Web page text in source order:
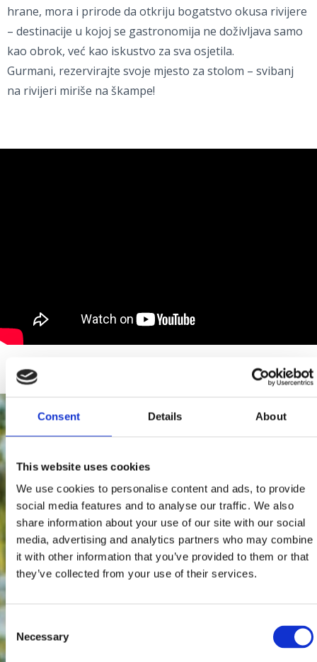
Consent Details About
This website uses cookies
We use cookies to personalise content and ads, to provide
social media features and to analyse our traffic. We also
share information about your use of our site with our social
media, advertising and analytics partners who may combine
it with other information that you’ve provided to them or that
they’ve collected from your use of their services.
Selection
Necessary
hrane, mora i prirode da otkriju bogatstvo okusa rivijere
– destinacije u kojoj se gastronomija ne doživljava samo
kao obrok, već kao iskustvo za sva osjetila.
Gurmani, rezervirajte svoje mjesto za stolom – svibanj
na rivijeri miriše na škampe!